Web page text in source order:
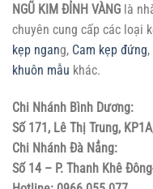
NGŨ KIM ĐỈNH VÀNG là
chuyên cung cấp các loại
kẹp ngang, Cam kẹp đứng,
khuôn mẫu khác.
Chi Nhánh Bình Dương:
Số 171, Lê Thị Trung,
Chi Nhánh Đà Nẳng:
Số 14 – P. Thanh Khê